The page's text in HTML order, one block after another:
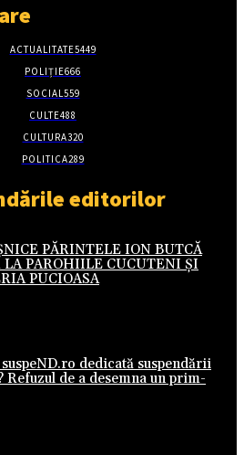
ACTUALITATE5449
POLIȚIE666
SOCIAL559
CULTE488
CULTURA320
POLITICA289
editorilor
PĂRINTELE ION BUTCĂ
PAROHIILE CUCUTENI ȘI
PUCIOASA
dedicată suspendării
de a desemna un prim-